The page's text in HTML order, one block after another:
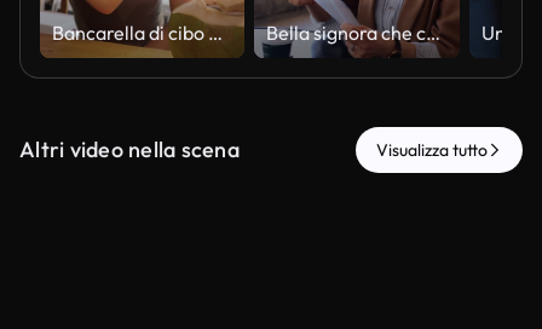
Bancarella di cibo di strada Bella signora che controlla documenti al caffè
Altri video nella scena Visualizza tutto